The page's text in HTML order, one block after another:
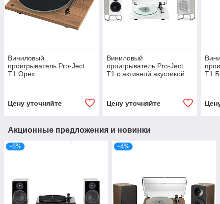
Виниловый
проигрыватель Pro-Ject
T1 Орех
Цену уточняйте
Виниловый
проигрыватель Pro-Ject
T1 с активной акустикой
Цену уточняйте
T1
Акционные предложения и новинки
–6% –4%